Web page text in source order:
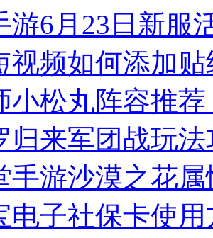
游6月23日新服
视频如何添加贴
小松丸阵容推
归来军团战玩法
手游沙漠之花
电子社保卡使用